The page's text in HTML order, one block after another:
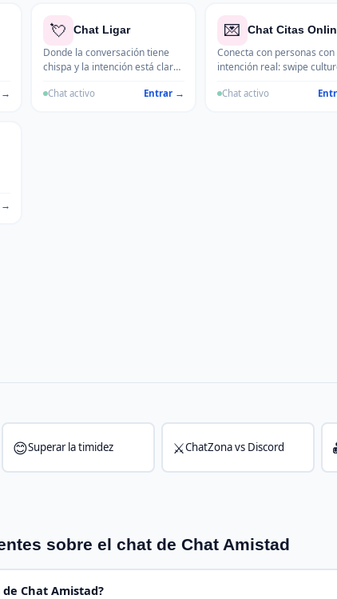
→
💘 Chat Ligar
Donde la conversación tiene
chispa y la intención está clara.
que una amistad y no tienen
Chat activo Entrar →
💌 Chat Citas
Conecta con personas con
intención real: swipe
de quedar.
Chat activo
→
😊Superar la timidez ⚔️ChatZona vs Discord
sobre el chat de Chat Amistad
Chat Amistad?